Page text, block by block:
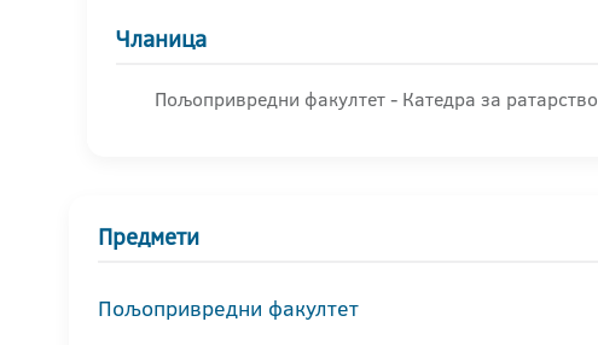
Чланица
Пољопривредни факултет - Катедра за
Предмети
Пољопривредни факултет